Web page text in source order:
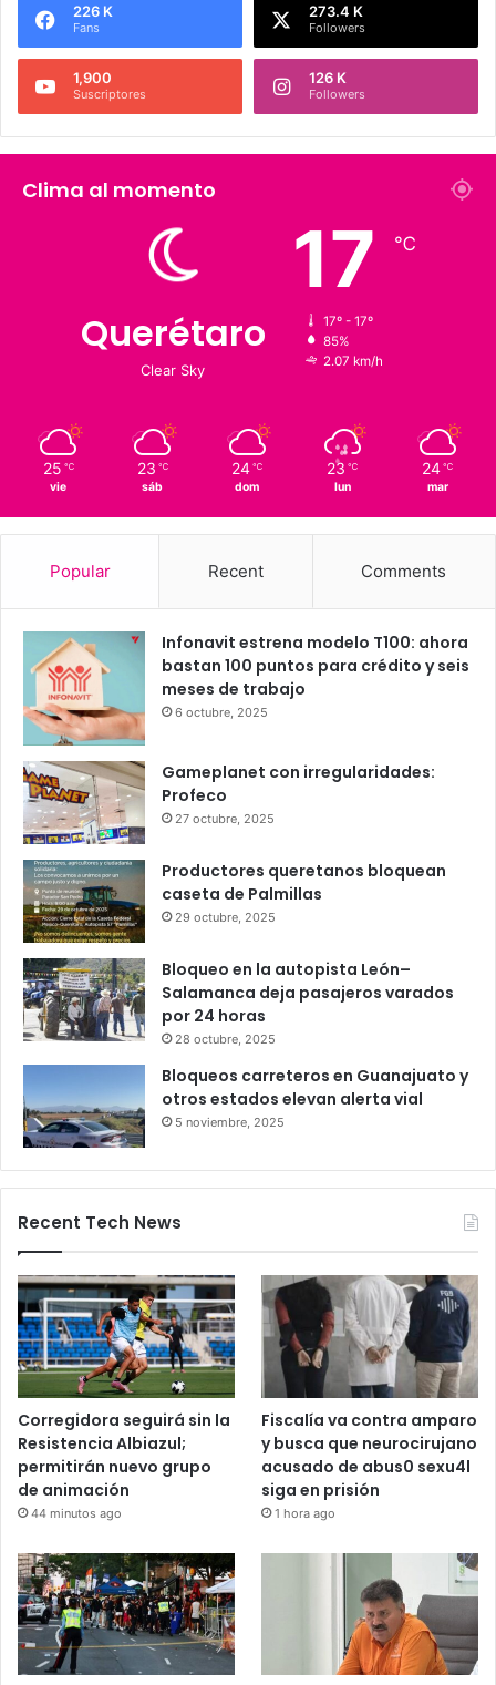
226 K
Fans
273.4 K
Followers
1,900
Suscriptores
126 K
Followers
Clima al momento
Querétaro
Clear Sky
17 ℃
17º - 17º
85%
2.07 km/h
25 ℃
vie
23 ℃
sáb
24 ℃
dom
23 ℃
lun
24 ℃
mar
Popular Recent Comments
Infonavit estrena modelo T100: ahora
bastan 100 puntos para crédito y seis
meses de trabajo
6 octubre, 2025
Gameplanet con irregularidades:
Profeco
27 octubre, 2025
Productores queretanos bloquean
caseta de Palmillas
29 octubre, 2025
Bloqueo en la autopista León–
Salamanca deja pasajeros varados
por 24 horas
28 octubre, 2025
Bloqueos carreteros en Guanajuato y
otros estados elevan alerta vial
5 noviembre, 2025
Recent Tech News
Corregidora seguirá sin la
Resistencia Albiazul;
permitirán nuevo grupo
de animación
44 minutos ago
Fiscalía va contra amparo
y busca que neurocirujano
acusado de abus0 sexu4l
siga en prisión
1 hora ago